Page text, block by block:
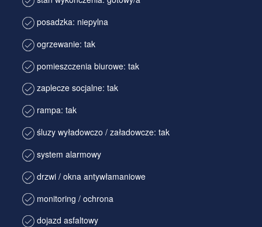
posadzka: niepylna
ogrzewanie: tak
pomieszczenia biurowe: tak
zaplecze socjalne: tak
rampa: tak
śluzy wyładowczo / załadowcze: tak
system alarmowy
drzwi / okna antywłamaniowe
monitoring / ochrona
dojazd asfaltowy